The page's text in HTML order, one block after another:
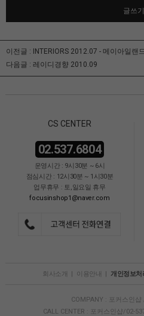
글쓰기
이전글 :
INTERIORS 2012.07 - 메이아일랜
다음글 : 레이디경향 2010.09
CS CENTER
02.537.6804
운영시간 : 9시30분 ~ 6시
점심시간 : 12시30분 ~ 1시30분
업무휴무 : 토,일요일 휴무
focusinshop1@naver.com
회사소개 이용안내 개인정보처
COMPANY : 포커스인샵
CALL CENTER : 포커스인샵/02-